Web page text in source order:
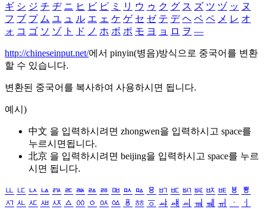
ギ シ ジ チ ヂ ニ ヒ ビ ピ ミ リ ウ ゥ ク グ ス ズ ツ ヅ ッ ヌ
フ ブ プ ム ユ ュ ル エ ェ ケ ゲ セ ゼ テ デ ヘ ベ ペ メ レ オ
ォ コ ゴ ソ ゾ ト ド ノ ホ ボ ポ モ ヨ ョ ロ ヲ ―
http://chineseinput.net/에서 pinyin(병음)방식으로 중국어를 변환
할 수 있습니다.
변환된 중국어를 복사하여 사용하시면 됩니다.
예시)
中文 을 입력하시려면 zhongwen을 입력하시고 space를
누르시면됩니다.
北京 을 입력하시려면 beijing을 입력하시고 space를 누르
시면 됩니다.
ㅥ ㅦ ㅧ ㅨ ㅩ ㅪ ㅫ ㅬ ㅭ ㅮ ㅯ ㅰ ㅱ ㅲ ㅳ ㅴ ㅵ ㅶ ㅷ ㅸ
ㅹ
ㅺ ㅻ ㅼ ㅽ ㅾ ㅿ ㆀ ㆁ ㆂ ㆃ ㆄ ㆅ ㆆ ㆇ ㆈ ㆉ ㆊ ㆋ ㆌ ㆍ
ㆎ